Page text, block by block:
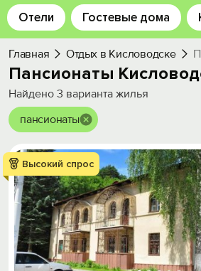
История просмотра
Добавить свой объект
Отели Гостевые дома
Главная Отдых в Кисловодске
Пансионаты
Найдено 3 варианта жилья
пансионаты
Высокий спрос